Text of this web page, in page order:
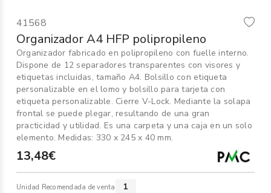
Servicios generales
Seguridad
Material Escolar ›
41568
Organizador A4 HFP polipropileno
Organizador fabricado en polipropileno con fuelle interno.
Dispone de 12 separadores transparentes con visores y
etiquetas incluidas, tamaño A4. Bolsillo con etiqueta
personalizable en el lomo y bolsillo para tarjeta con
etiqueta personalizable. Cierre V-Lock. Mediante la solapa
frontal se puede plegar, resultando de una gran
practicidad y utilidad. Es una carpeta y una caja en un solo
elemento. Medidas: 330 x 245 x 40 mm.
13,48€
Unidad Recomendada de venta 1